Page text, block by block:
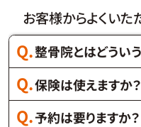
お客様からよくいた
整骨院とはどうい
保険は使えますか？
予約は要りますか？